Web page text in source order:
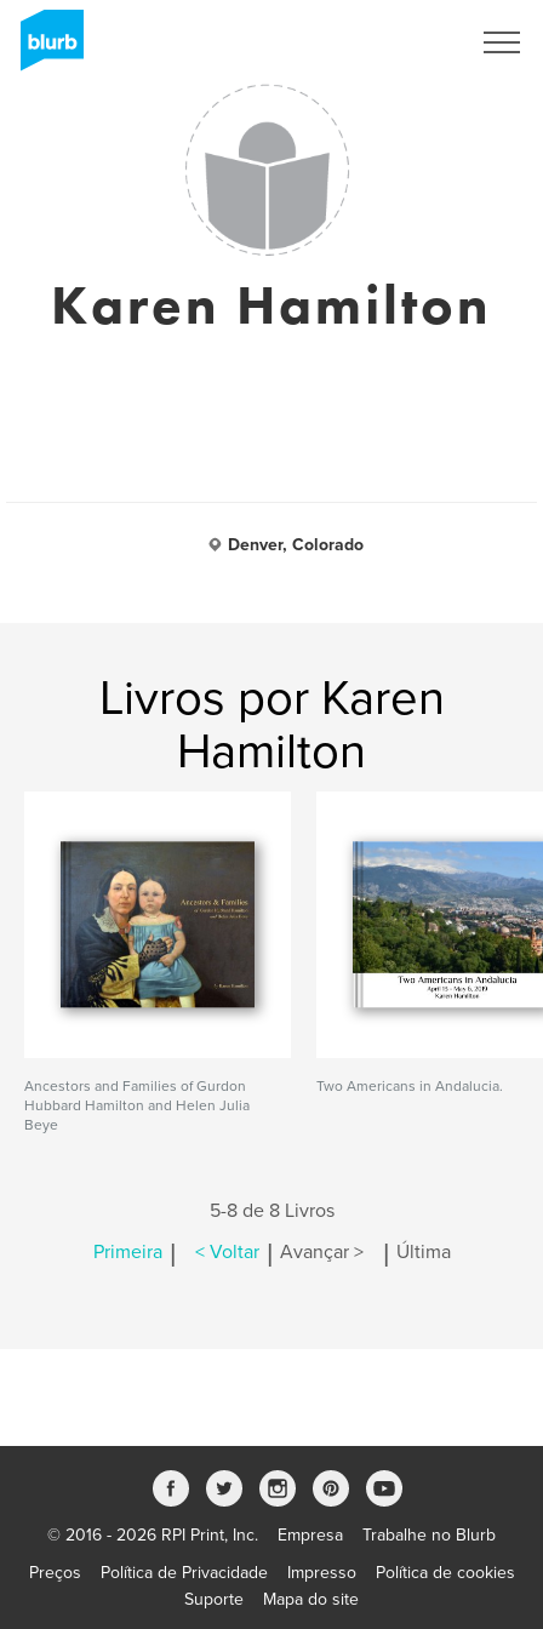
Karen Hamilton
Denver, Colorado
Livros por Karen
Hamilton
Ancestors and Families of Gurdon
Hubbard Hamilton and Helen Julia
Beye
Two Americans in Andalucia.
5-8 de 8 Livros
Primeira | < Voltar | Avançar > | Última
© 2016 - 2026 RPI Print, Inc. Empresa
Trabalhe no Blurb
Preços
Política de Privacidade Impresso
Política de cookies
Suporte
Mapa do site